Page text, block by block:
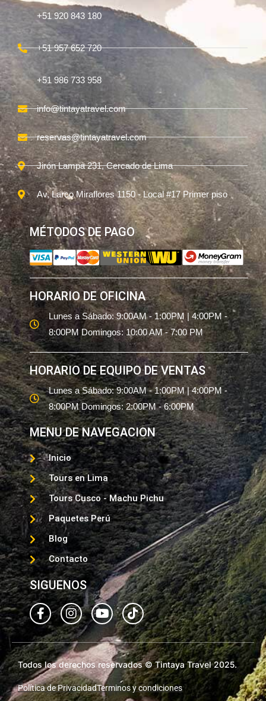
+51 920 843 180
+51 957 652 720
+51 986 733 958
info@tintayatravel.com
reservas@tintayatravel.com
Jirón Lampa 231, Cercado de Lima
Av, Larco Miraflores 1150 - Local #17 Primer piso
MÉTODOS DE PAGO
HORARIO DE OFICINA
Lunes a Sábado: 9:00AM - 1:00PM | 4:00PM -
8:00PM Domingos: 10:00 AM - 7:00 PM
HORARIO DE EQUIPO DE VENTAS
Lunes a Sábado: 9:00AM - 1:00PM | 4:00PM -
8:00PM Domingos: 2:00PM - 6:00PM
MENU DE NAVEGACION
Inicio
Tours en Lima
Tours Cusco - Machu Pichu
Paquetes Perú
Blog
Contacto
SIGUENOS
Todos los derechos reservados © Tintaya Travel 2025.
Política de PrivacidadTerminos y condiciones